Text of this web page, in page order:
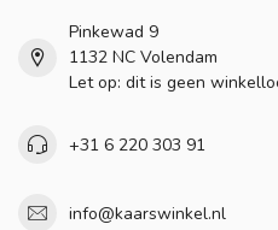
Pinkewad 9
1132 NC Volendam
Let op: dit is geen
+31 6 220 303 91
info@kaarswinkel.nl